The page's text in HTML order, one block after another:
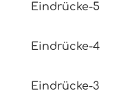
Eindrücke-5
Eindrücke-4
Eindrücke-3